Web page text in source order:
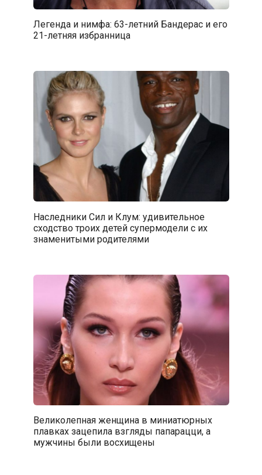
Легенда и нимфа: 63-летний Бандерас и его
21-летняя избранница
Наследники Сил и Клум: удивительное
сходство троих детей супермодели с их
знаменитыми родителями
Великолепная женщина в миниатюрных
плавках зацепила взгляды папарацци, а
мужчины были восхищены